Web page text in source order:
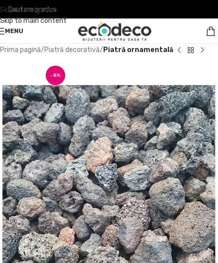
Skip to navigation
Skip to main content
MENU
Prima pagină Piatră decorativă Piatră ornamentală
-8%